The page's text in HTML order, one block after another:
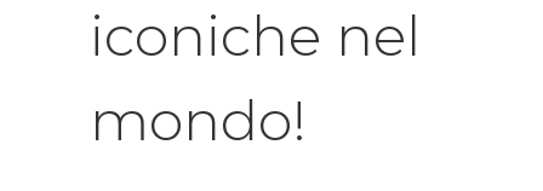
iconiche nel
mondo!